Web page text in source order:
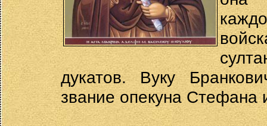
дукатов. Вуку
звание опекуна Стефана